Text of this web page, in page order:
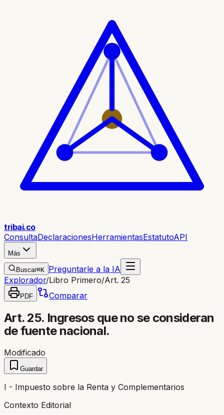
tribai.co
ConsultaDeclaracionesHerramientasEstatutoAPI
Más
Buscar⌘K Preguntarle a la IA
Explorador/Libro Primero/Art. 25
PDF Comparar
Art. 25. Ingresos que no se consideran
de fuente nacional.
Modificado
Guardar
I - Impuesto sobre la Renta y Complementarios
Contexto Editorial